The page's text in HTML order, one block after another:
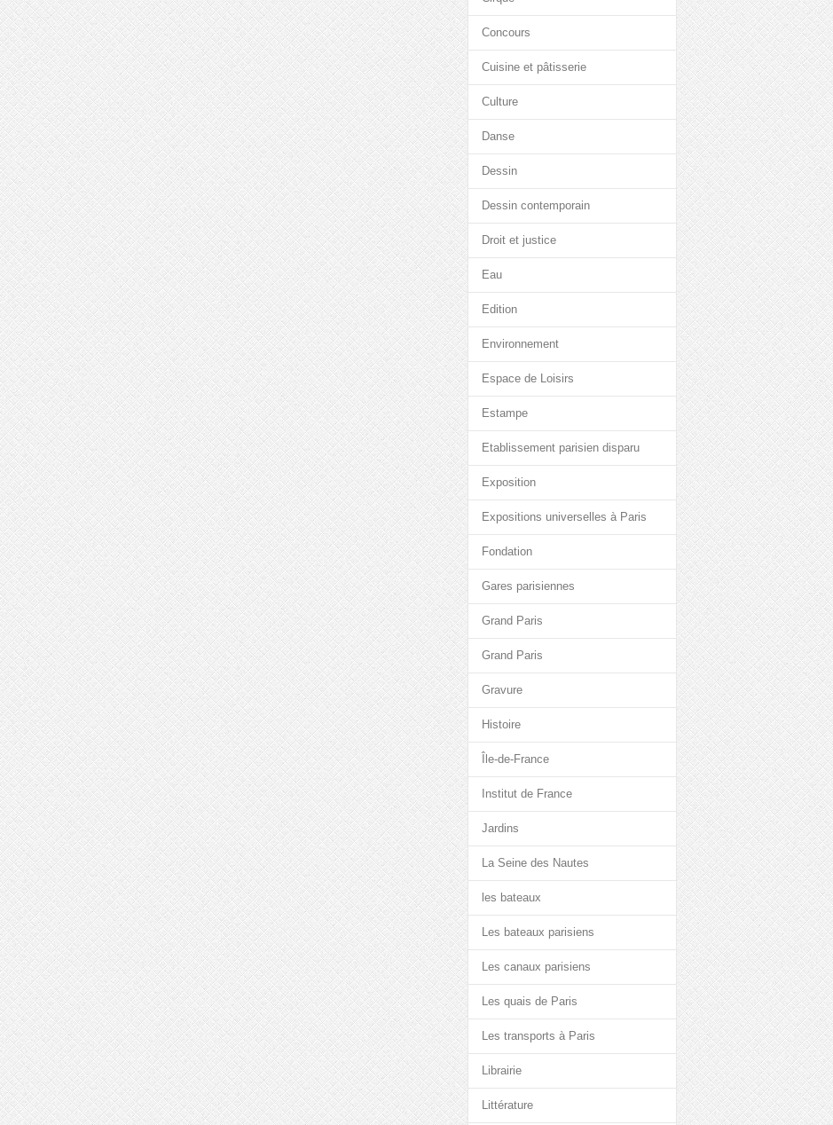
Concours
Cuisine et pâtisserie
Culture
Danse
Dessin
Dessin contemporain
Droit et justice
Eau
Edition
Environnement
Espace de Loisirs
Estampe
Etablissement parisien disparu
Exposition
Expositions universelles à Paris
Fondation
Gares parisiennes
Grand Paris
Grand Paris
Gravure
Histoire
Île-de-France
Institut de France
Jardins
La Seine des Nautes
les bateaux
Les bateaux parisiens
Les canaux parisiens
Les quais de Paris
Les transports à Paris
Librairie
Littérature